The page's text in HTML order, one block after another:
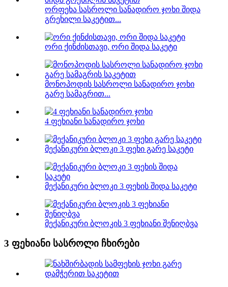
ორფეხა სასროლი სანადირო ჯოხი შიდა
გრეხილი საკეტით...
ორი ქინძისთავი, ორი შიდა საკეტი
მონოპოდის სასროლი სანადირო ჯოხი
გარე სამაგრით...
4 ფეხიანი სანადირო ჯოხი
მექანიკური ბლოკი 3 ფეხი გარე საკეტი
მექანიკური ბლოკი 3 ფეხის შიდა საკეტი
მექანიკური ბლოკის 3 ფეხიანი შენიღბვა
3 ფეხიანი სასროლი ჩხირები